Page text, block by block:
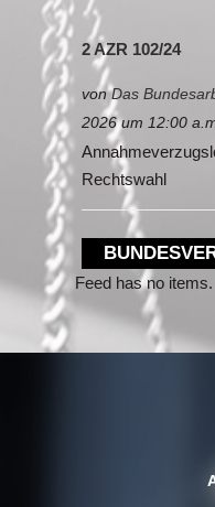
2 AZR 102/24
vonDas
2026 um 12:00
Rechtswahl
Feed has no items.